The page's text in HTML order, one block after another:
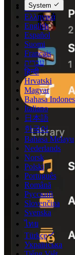
Deutsch
Ελληνικά
English
Español
Suomi
Français
עברית
हिन्दी
Hrvatski
Magyar
Bahasa
Italiano
日本語
한국어
Bahasa Melayu
Nederlands
Norsk
Polski
Português
Română
Русский
Slovenčina
Svenska
ไทย
Türkçe
Українська
System